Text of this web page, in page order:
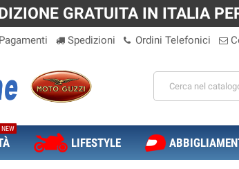
GRATUITA IN ITALIA
Pagamenti Spedizioni Ordini Telefonici
NEW
LIFESTYLE